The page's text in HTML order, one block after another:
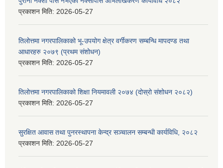
प्रकाशन मिति: 2026-05-27
तिलोत्तमा नगरपालिकाको भू-उपयोग क्षेत्र वर्गीकरण सम्बन्धि मापदण्ड तथा
आधारहरु २०७९ (प्रथम संशोधन)
प्रकाशन मिति: 2026-05-27
तिलोत्तमा नगरपालिकाको शिक्षा नियमावली २०७४ (दोस्रो संशोधन २०८२)
प्रकाशन मिति: 2026-05-27
सुरक्षित आवास तथा पुनरस्थापना केन्द्र सञ्चालन सम्बन्धी कार्यविधि, २०८२
प्रकाशन मिति: 2026-05-27